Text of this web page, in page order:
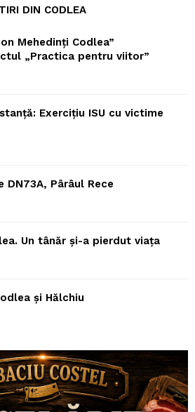
DIN CODLEA
Mehedinți Codlea”
„Practica pentru viitor”
Exercițiu ISU cu victime
Pârâul Rece
Un tânăr și-a pierdut viața
și Hălchiu